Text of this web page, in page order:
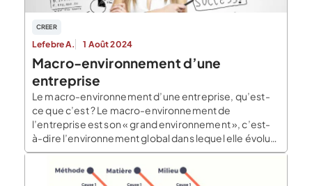
CREER
Lefebre A. 1 Août 2024
Macro-environnement d’une
entreprise
Le macro-environnement d’une entreprise, qu’est-
ce que c’est ? Le macro-environnement de
l’entreprise est son « grand environnement », c’est-
à-dire l’environnement global dans lequel elle évolue
(législation, situation économique, démographie…).
Le macro-environnement est composé de
contraintes et d’opportunités qui peuvent impacter